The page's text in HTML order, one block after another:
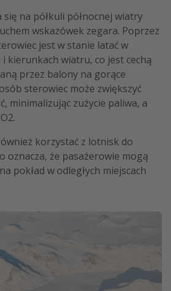
się na półkuli północnej wiatry
wskazówek zegara. Poprzez
jest w stanie latać w
kierunkach wiatru, co jest cechą
przez balony na gorące
sterowiec może zwiększyć
minimalizując zużycie paliwa, a
korzystać z lotnisk do
oznacza, że pasażerowie mogą
pokład w odległych miejscach